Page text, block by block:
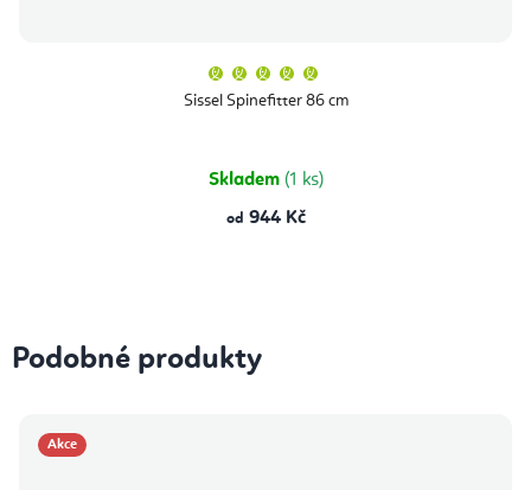
Sissel Spinefitter 86 cmproduktu
je
Skladem (1 ks)
od 944 Kč
Podobné produkty
Akce